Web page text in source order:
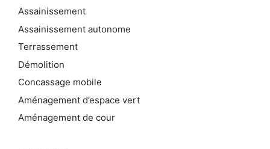
Assainissement
Assainissement autonome
Terrassement
Démolition
Concassage mobile
Aménagement d’espace vert
Aménagement de cour